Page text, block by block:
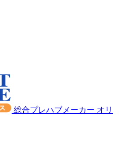
総合プレハブメーカー オリ